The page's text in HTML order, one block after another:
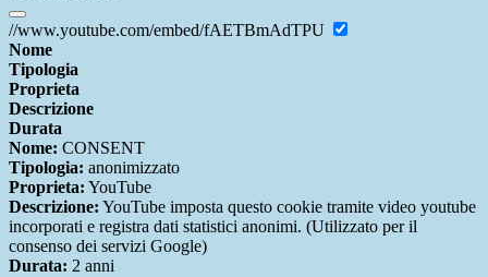
//www.youtube.com/embed/fAETBmAdTPU
Nome
Tipologia
Proprieta
Descrizione
Durata
Nome: CONSENT
Tipologia: anonimizzato
Proprieta: YouTube
Descrizione: YouTube imposta questo cookie tramite video youtube
incorporati e registra dati statistici anonimi. (Utilizzato per il
consenso dei servizi Google)
Durata: 2 anni